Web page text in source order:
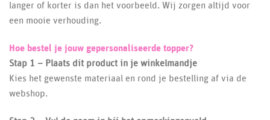
langer of korter is dan het voorbeeld. Wij zorgen altijd voor
een mooie verhouding.
Hoe bestel je jouw gepersonaliseerde topper?
Stap 1 – Plaats dit product in je winkelmandje
Kies het gewenste materiaal en rond je bestelling af via de
webshop.